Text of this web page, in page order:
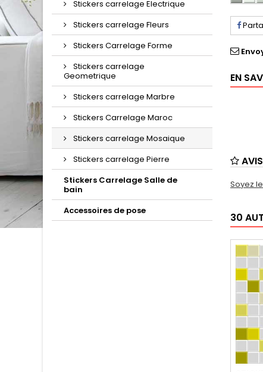
Stickers carrelage Electrique
Stickers carrelage Fleurs
Stickers Carrelage Forme
Stickers carrelage
Geometrique
Stickers carrelage Marbre
Stickers Carrelage Maroc
Stickers carrelage Mosaique
Stickers carrelage Pierre
Stickers Carrelage Salle de
bain
Accessoires de pose
EN
AVIS
Soyez
30